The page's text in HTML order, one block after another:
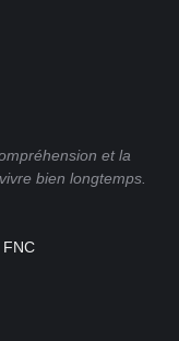
et la
bien longtemps.